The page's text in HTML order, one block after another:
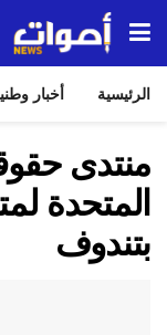
الرئيسية أخبار
منتدى
المتحدة
بتندوف